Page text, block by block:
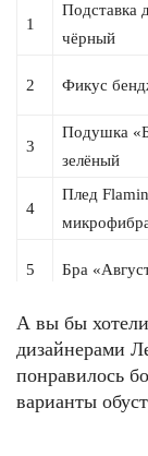
1
Подставка
чёрный
2 Фикус
3
Подушка
зелёный
4
Плед
5 Бра
6
Постер в
Groom»
Кресло
А вы бы
дизайнерами
понравилось
варианты